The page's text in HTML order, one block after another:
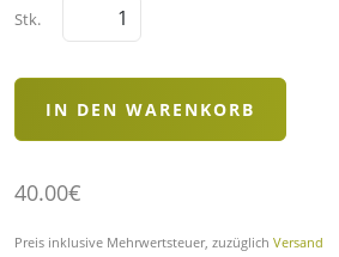
Stk.
40.00€
Preis inklusive Mehrwertsteuer, zuzüglich Versand